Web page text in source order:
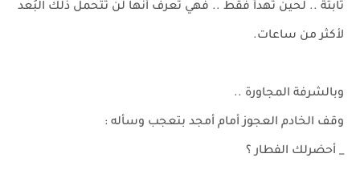
ثابتةً .. لحين تهدأ فقط .. فهي تعرف أنها لن تتحمل ذلك البُعد
لأكثر من ساعات.
وبالشرفة المجاورة ..
وقف الخادم العجوز أمام أمجد بتعجب وسأله :
_ أحضرلك الفطار ؟